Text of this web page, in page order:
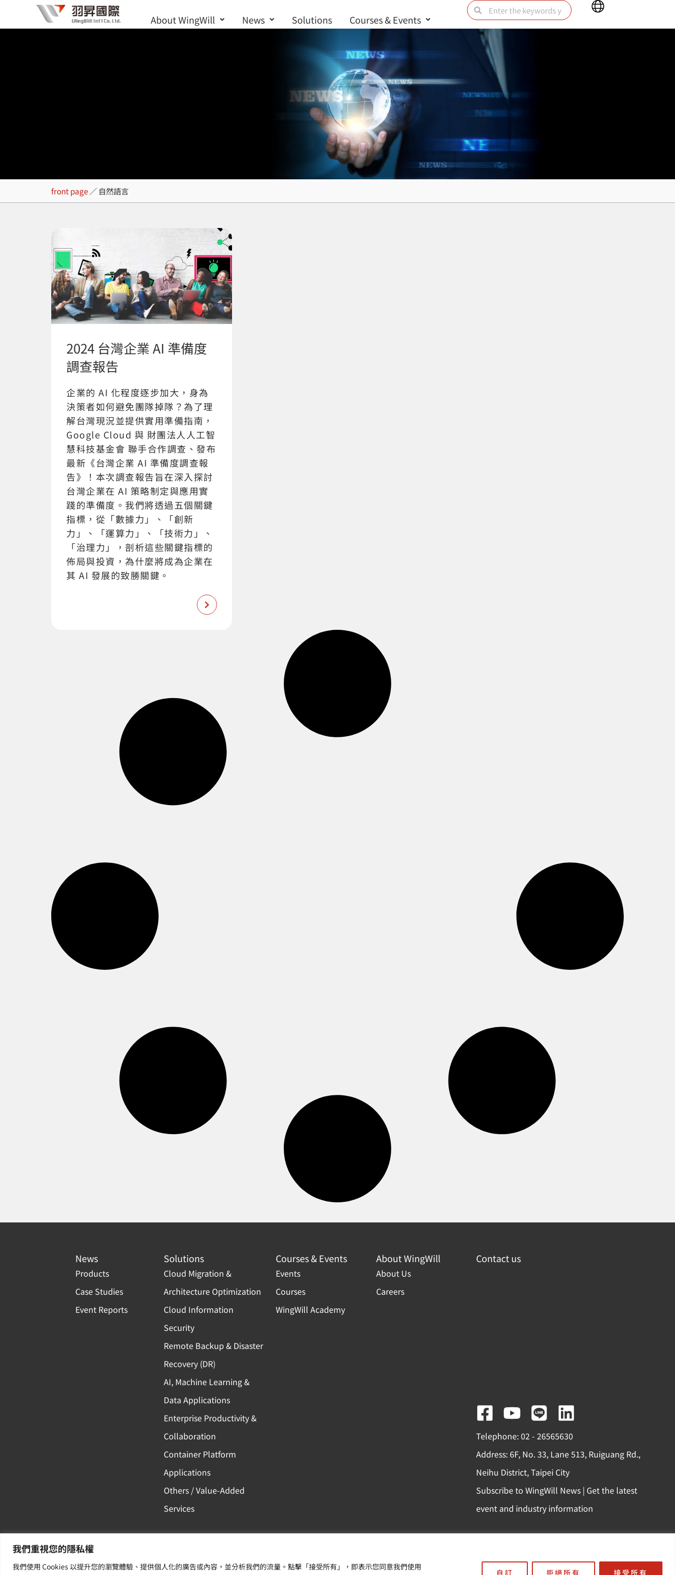
我們重視您的隱私權
我們使用 Cookies 以提升您的瀏覽體驗、提供個人化的廣告或內容，並分析我們的流量。點擊「接受所有」，即表示您同意我們使用
自訂 拒絕所有 接受所有
to
About WingWill News Solutions Courses & Events
SearchSearch
Main
Menu
自然語言
front page ／ 自然語言
2024 台灣企業 AI 準備度
調查報告
企業的 AI 化程度逐步加大，身為
決策者如何避免團隊掉隊？為了理
解台灣現況並提供實用準備指南，
Google Cloud 與 財團法人人工智
慧科技基金會 聯手合作調查、發布
最新《台灣企業 AI 準備度調查報
告》！本次調查報告旨在深入探討
台灣企業在 AI 策略制定與應用實
踐的準備度。我們將透過五個關鍵
指標，從「數據力」、「創新
力」、「運算力」、「技術力」、
「治理力」，剖析這些關鍵指標的
佈局與投資，為什麼將成為企業在
其 AI 發展的致勝關鍵。
News
Products
Case Studies
Event Reports
Solutions
Cloud Migration &
Architecture Optimization
Cloud Information
Security
Remote Backup & Disaster
Recovery (DR)
AI, Machine Learning &
Data Applications
Enterprise Productivity &
Collaboration
Container Platform
Applications
Others / Value-Added
Services
Courses & Events
Events
Courses
WingWill Academy
About WingWill
About Us
Careers
Contact us
F
a
c
e
b
o
o
k
Y
o
u
t
u
b
e
L
i
n
e
L
i
n
k
e
d
i
n
Telephone: 02 - 26565630
Address: 6F, No. 33, Lane 513, Ruiguang Rd.,
Neihu District, Taipei City
Subscribe to WingWill News | Get the latest
event and industry information